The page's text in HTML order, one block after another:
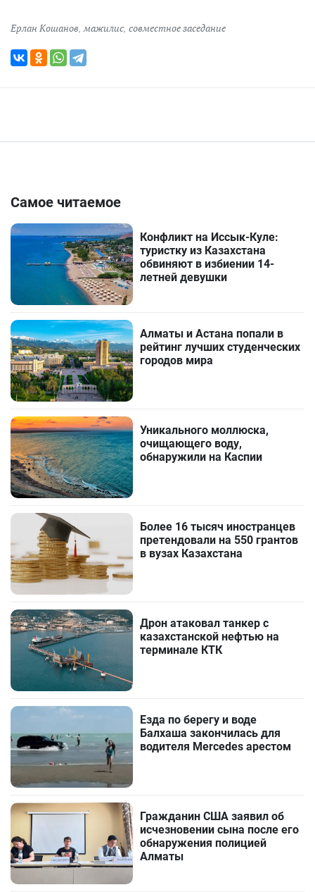
Ерлан Кошанов мажилис совместное заседание
Самое читаемое
Конфликт на Иссык-Куле:
туристку из Казахстана
обвиняют в избиении 14-
летней девушки
Алматы и Астана попали в
рейтинг лучших студенческих
городов мира
Уникального моллюска,
очищающего воду,
обнаружили на Каспии
Более 16 тысяч иностранцев
претендовали на 550 грантов
в вузах Казахстана
Дрон атаковал танкер с
казахстанской нефтью на
терминале КТК
Езда по берегу и воде
Балхаша закончилась для
водителя Mercedes арестом
Гражданин США заявил об
исчезновении сына после его
обнаружения полицией
Алматы